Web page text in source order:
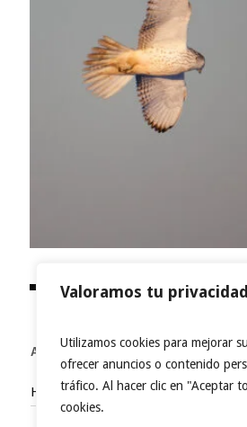
Valoramos tu privacidad
Utilizamos cookies para mejorar
ofrecer anuncios o contenido
tráfico. Al hacer clic en "Aceptar
cookies.
ACCESOS DIRECTOS
Home